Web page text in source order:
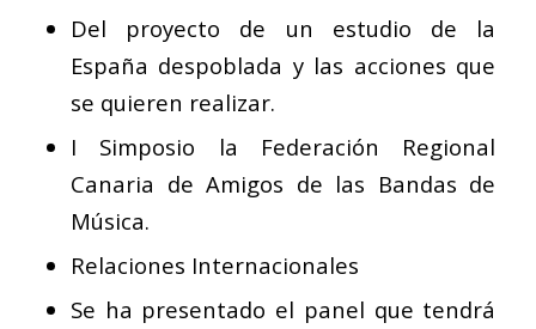
Del proyecto de un estudio de la
España despoblada y las acciones que
se quieren realizar.
I Simposio la Federación Regional
Canaria de Amigos de las Bandas de
Música.
Relaciones Internacionales
Se ha presentado el panel que tendrá